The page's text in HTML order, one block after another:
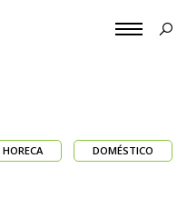
HORECA DOMÉSTICO